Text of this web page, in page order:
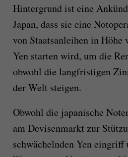
Hintergrund ist eine
Japan, dass sie eine
von Staatsanleihen in
Yen starten wird, um die
obwohl die langfristigen
der Welt steigen.
Obwohl die japanische
am Devisenmarkt zur
schwächelnden Yen eingriff